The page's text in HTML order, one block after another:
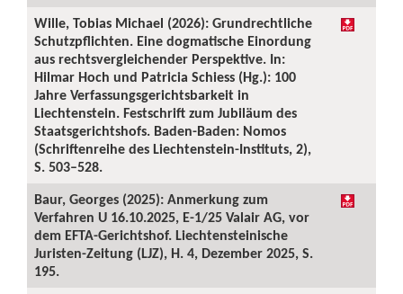
Wille, Tobias Michael (2026): Grundrechtliche
Schutzpflichten. Eine dogmatische Einordung
aus rechtsvergleichender Perspektive. In:
Hilmar Hoch und Patricia Schiess (Hg.): 100
Jahre Verfassungsgerichtsbarkeit in
Liechtenstein. Festschrift zum Jubiläum des
Staatsgerichtshofs. Baden-Baden: Nomos
(Schriftenreihe des Liechtenstein-Instituts, 2),
S. 503–528.
Baur, Georges (2025): Anmerkung zum
Verfahren U 16.10.2025, E-1/25 Valair AG, vor
dem EFTA-Gerichtshof. Liechtensteinische
Juristen-Zeitung (LJZ), H. 4, Dezember 2025, S.
195.